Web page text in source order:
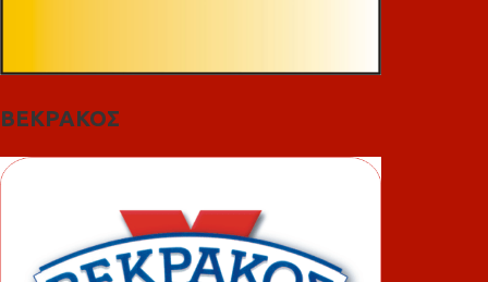
ΒΕΚΡΑΚΟΣ